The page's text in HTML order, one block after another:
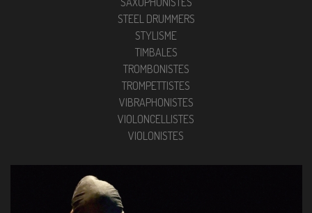
STEEL DRUMMERS
STYLISME
TIMBALES
TROMBONISTES
TROMPETTISTES
VIBRAPHONISTES
VIOLONCELLISTES
VIOLONISTES